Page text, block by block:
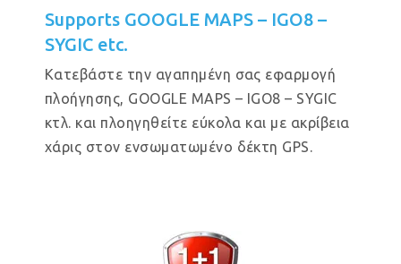
Supports GOOGLE MAPS – IGO8 –
SYGIC etc.
Κατεβάστε την αγαπημένη σας εφαρμογή
πλοήγησης, GOOGLE MAPS – IGO8 – SYGIC
κτλ. και πλοηγηθείτε εύκολα και με ακρίβεια
χάρις στον ενσωματωμένο δέκτη GPS.